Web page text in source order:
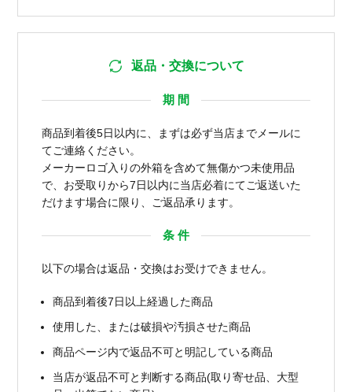
返品・交換について
期 間
商品到着後5日以内に、まずは必ず当店までメールに
てご連絡ください。
メーカーロゴ入りの外箱を含めて無傷かつ未使用品
で、お受取りから7日以内に当店必着にてご返送いた
だけます場合に限り、ご返品承ります。
条 件
以下の場合は返品・交換はお受けできません。
商品到着後7日以上経過した商品
使用した、または破損や汚損させた商品
商品ページ内で返品不可と明記している商品
当店が返品不可と判断する商品(取り寄せ品、大型